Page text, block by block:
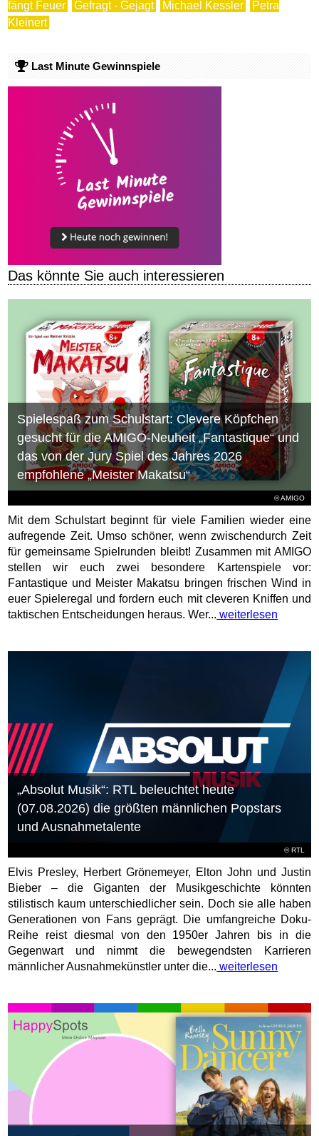
fängt Feuer
Gefragt - Gejagt Michael Kessler
Petra
Kleinert
Last Minute Gewinnspiele
Das könnte Sie auch interessieren
© AMIGO
Spielespaß zum Schulstart: Clevere Köpfchen
gesucht für die AMIGO-Neuheit „Fantastique“ und
das von der Jury Spiel des Jahres 2026
empfohlene „Meister Makatsu“
Mit dem Schulstart beginnt für viele Familien wieder eine
aufregende Zeit. Umso schöner, wenn zwischendurch Zeit
für gemeinsame Spielrunden bleibt! Zusammen mit AMIGO
stellen wir euch zwei besondere Kartenspiele vor:
Fantastique und Meister Makatsu bringen frischen Wind in
euer Spieleregal und fordern euch mit cleveren Kniffen und
taktischen Entscheidungen heraus. Wer... weiterlesen
©RTL
„Absolut Musik“: RTL beleuchtet heute
(07.08.2026) die größten männlichen Popstars
und Ausnahmetalente
Elvis Presley, Herbert Grönemeyer, Elton John und Justin
Bieber – die Giganten der Musikgeschichte könnten
stilistisch kaum unterschiedlicher sein. Doch sie alle haben
Generationen von Fans geprägt. Die umfangreiche Doku-
Reihe reist diesmal von den 1950er Jahren bis in die
Gegenwart und nimmt die bewegendsten Karrieren
männlicher Ausnahmekünstler unter die... weiterlesen